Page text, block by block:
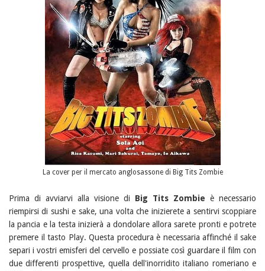
La cover per il mercato anglosassone di Big Tits Zombie
Prima di avviarvi alla visione di Big Tits Zombie è necessario
riempirsi di sushi e sake, una volta che inizierete a sentirvi scoppiare
la pancia e la testa inizierà a dondolare allora sarete pronti e potrete
premere il tasto Play. Questa procedura è necessaria affinché il sake
separi i vostri emisferi del cervello e possiate così guardare il film con
due differenti prospettive, quella dell'inorridito italiano romeriano e